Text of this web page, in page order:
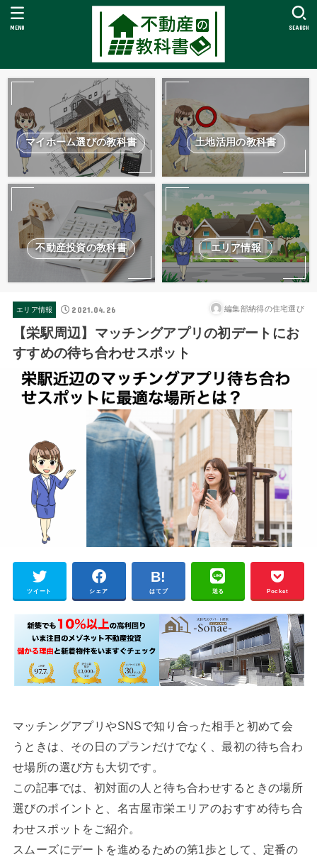
SEARCH
MENU
マイホーム選びの教科書 土地活用の教科書
不動産投資の教科書 エリア情報
エリア情報 2021.04.26 編集部納得の住宅選び
【栄駅周辺】マッチングアプリの初デートにお
すすめの待ち合わせスポット
ツイート シェア はてブ 送る Pocket
マッチングアプリやSNSで知り合った相手と初めて会
うときは、その日のプランだけでなく、最初の待ち合わ
せ場所の選び方も大切です。
この記事では、初対面の人と待ち合わせするときの場所
選びのポイントと、名古屋市栄エリアのおすすめ待ち合
わせスポットをご紹介。
スムーズにデートを進めるための第1歩として、定番の